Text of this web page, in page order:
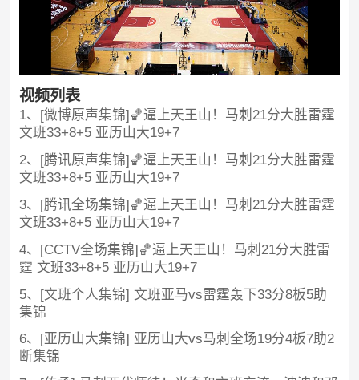
视频列表
1、[微博原声集锦]🏀逼上天王山！马刺21分大胜雷霆
文班33+8+5 亚历山大19+7
2、[腾讯原声集锦]🏀逼上天王山！马刺21分大胜雷霆
文班33+8+5 亚历山大19+7
3、[腾讯全场集锦]🏀逼上天王山！马刺21分大胜雷霆
文班33+8+5 亚历山大19+7
4、[CCTV全场集锦]🏀逼上天王山！马刺21分大胜雷
霆 文班33+8+5 亚历山大19+7
5、[文班个人集锦] 文班亚马vs雷霆轰下33分8板5助
集锦
6、[亚历山大集锦] 亚历山大vs马刺全场19分4板7助2
断集锦